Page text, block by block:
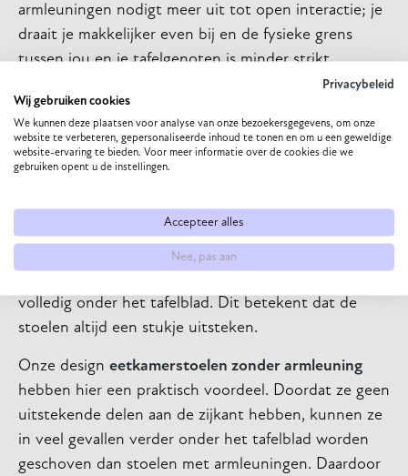
armleuningen nodigt meer uit tot open interactie; je
draait je makkelijker even bij en de fysieke grens
tussen jou en je tafelgenoten is minder strikt
Stijl en het opgeruimde
gevoel
Tot slot is er nog een praktisch punt dat vaak pas
opvalt na aankoop: het aanzicht van de eethoek
wanneer deze niet in gebruik is. Zoals eerder
volledig onder het tafelblad. Dit betekent dat de
stoelen altijd een stukje uitsteken.
Onze design eetkamerstoelen zonder armleuning
hebben hier een praktisch voordeel. Doordat ze geen
uitstekende delen aan de zijkant hebben, kunnen ze
in veel gevallen verder onder het tafelblad worden
geschoven dan stoelen met armleuningen. Daardoor
Privacybeleid
Wij gebruiken cookies
We kunnen deze plaatsen voor analyse van onze bezoekersgegevens, om onze
website te verbeteren, gepersonaliseerde inhoud te tonen en om u een geweldige
website-ervaring te bieden. Voor meer informatie over de cookies die we
gebruiken opent u de instellingen.
Accepteer alles
Nee, pas aan